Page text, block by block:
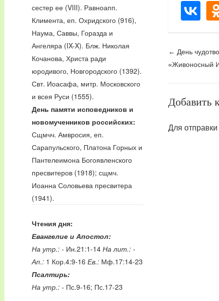
Post
← День
«Живоносный
Добавить
Для
сестер ее (VIII). Равноапп.
Климента, еп. Охридского (916),
Наума, Саввы, Горазда и
Ангеляра (IX-X). Блж. Николая
Кочанова, Христа ради
юродивого, Новгородского (1392).
Свт. Иоасафа, митр. Московского
и всея Руси (1555).
День памяти исповедников и
новомученников российских:
Сщмчч. Амвросия, еп.
Сарапульского, Платона Горных и
Пантелеимона Богоявленского
пресвитеров (1918); сщмч.
Иоанна Соловьева пресвитера
(1941).
Чтения дня:
Евангелие и Апостол:
На утр.: - Ин.21:1-14На лит.: -
Ап.: 1 Кор.4:9-16 Ев.: Мф.17:14-23
Псалтирь:
На утр.: - Пс.9-16; Пс.17-23